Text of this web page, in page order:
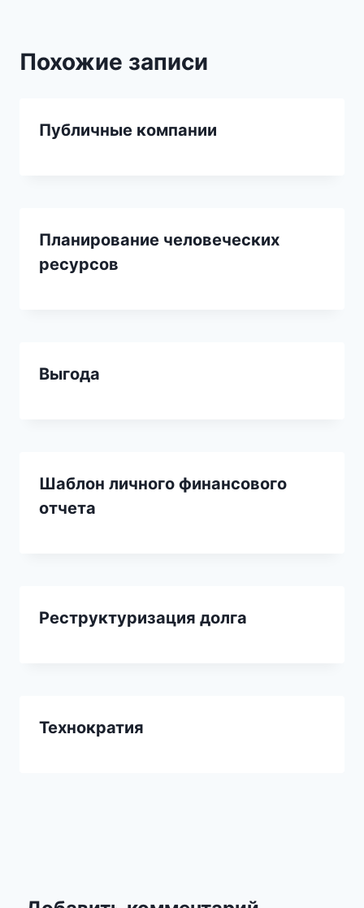
Похожие записи
Публичные компании
Планирование человеческих
ресурсов
Выгода
Шаблон личного финансового
отчета
Реструктуризация долга
Технократия